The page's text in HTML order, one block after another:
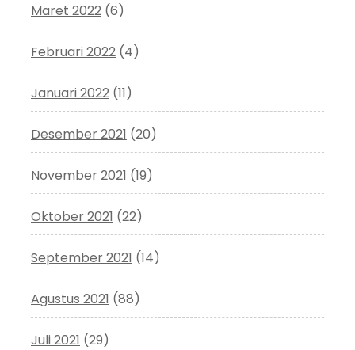
Maret 2022 (6)
Februari 2022 (4)
Januari 2022 (11)
Desember 2021 (20)
November 2021 (19)
Oktober 2021 (22)
September 2021 (14)
Agustus 2021 (88)
Juli 2021 (29)